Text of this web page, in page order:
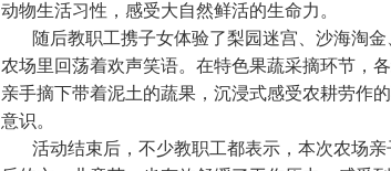
动物生活习性，感受大自然鲜活的生命力。
随后教职工携子女体验了梨园迷宫、沙海淘金
农场里回荡着欢声笑语。在特色果蔬采摘环节，
亲手摘下带着泥土的蔬果，沉浸式感受农耕劳作
意识。
活动结束后，不少教职工都表示，本次农场亲